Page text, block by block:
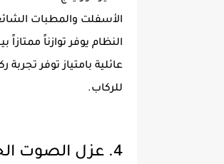
الأسفلت والمطبات
النظام يوفر توازناً ممتازاً
عائلية بامتياز توفر
للركاب.
4. عزل الصوت الخارجي المتميز